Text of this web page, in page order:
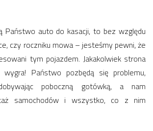
Państwo auto do kasacji, to bez względu
czy roczniku mowa – jesteśmy pewni, że
tym pojazdem. Jakakolwiek strona
Państwo pozbędą się problemu,
poboczną gotówką, a nam
samochodów i wszystko, co z nim